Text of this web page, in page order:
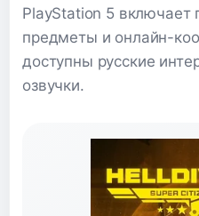
PlayStation 5 включает
предметы и онлайн-
доступны русские
озвучки.